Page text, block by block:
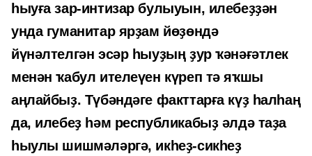
һыуға зар-интизар булыуын, илебеҙҙән
унда гуманитар ярҙам йөҙөндә
йүнәлтелгән эсәр һыуҙың ҙур ҡәнәғәтлек
менән ҡабул ителеүен күреп тә яҡшы
аңлайбыҙ. Түбәндәге факттарға күҙ һалһаң
да, илебеҙ һәм республикабыҙ әлдә таҙа
һыулы шишмәләргә, икһеҙ-сикһеҙ